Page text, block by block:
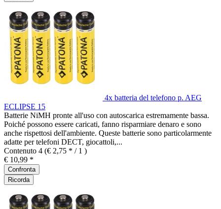
4x batteria del telefono p. AEG
ECLIPSE 15
Batterie NiMH pronte all'uso con autoscarica estremamente bassa.
Poiché possono essere caricati, fanno risparmiare denaro e sono
anche rispettosi dell'ambiente. Queste batterie sono particolarmente
adatte per telefoni DECT, giocattoli,...
Contenuto 4 (€ 2,75 * / 1 )
€ 10,99 *
Confronta
Ricorda